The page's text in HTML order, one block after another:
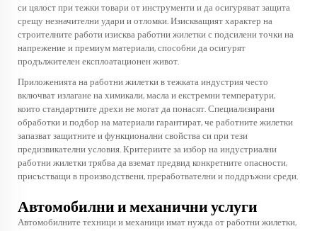
си цялост при тежки товари от инструменти и да осигуряват защита
срещу незначителни удари и отломки. Изискващият характер на
строителните работи изисква работни жилетки с подсилени точки на
напрежение и премиум материали, способни да осигурят
продължителен експлоатационен живот.
Приложенията на работни жилетки в тежката индустрия често
включват излагане на химикали, масла и екстремни температури,
които стандартните дрехи не могат да понасят. Специализирани
обработки и подбор на материали гарантират, че работните жилетки
запазват защитните и функционални свойства си при тези
предизвикателни условия. Критериите за избор на индустриални
работни жилетки трябва да вземат предвид конкретните опасности,
присъстващи в производствени, преработвателни и поддръжни среди.
Автомобилни и механични услуги
Автомобилните техници и механици имат нужда от работни жилетки,